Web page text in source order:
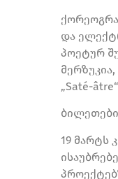
და
პოეტურ
„Saté-
19 მარტს